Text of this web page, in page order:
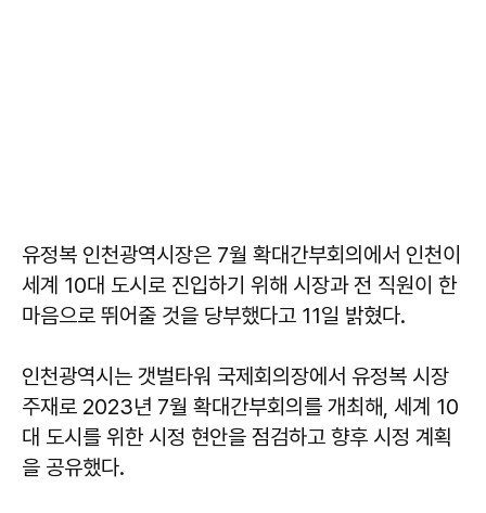
유정복 인천광역시장은 7월 확대간부회의에서 인천이
세계 10대 도시로 진입하기 위해 시장과 전 직원이 한
마음으로 뛰어줄 것을 당부했다고 11일 밝혔다.
인천광역시는 갯벌타워 국제회의장에서 유정복 시장
주재로 2023년 7월 확대간부회의를 개최해, 세계 10
대 도시를 위한 시정 현안을 점검하고 향후 시정 계획
을 공유했다.